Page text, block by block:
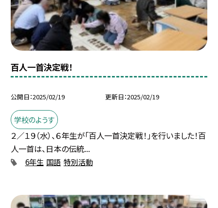
百人一首決定戦！
公開日 2025/02/19 更新日 2025/02/19
学校のようす
２／１９（水）、６年生が「百人一首決定戦！」を行いました！百
人一首は、日本の伝統...
6年生 国語 特別活動